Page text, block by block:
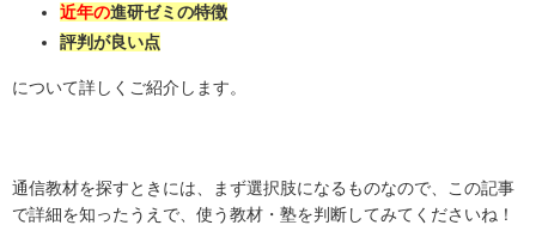
近年の進研ゼミの特徴
評判が良い点
について詳しくご紹介します。
通信教材を探すときには、まず選択肢になるものなので、この記事
で詳細を知ったうえで、使う教材・塾を判断してみてくださいね！